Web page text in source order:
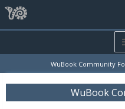
WuBook Community
WuBook